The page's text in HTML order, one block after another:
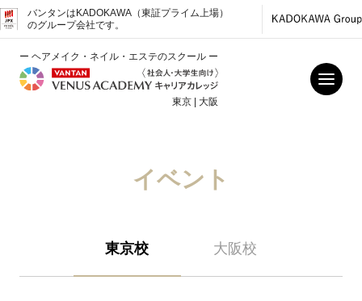
バンタンはKADOKAWA（東証プライム上場）
のグループ会社です。
ー ヘアメイク・ネイル・エステのスクール ー
東京 | 大阪
イベント
東京校 大阪校